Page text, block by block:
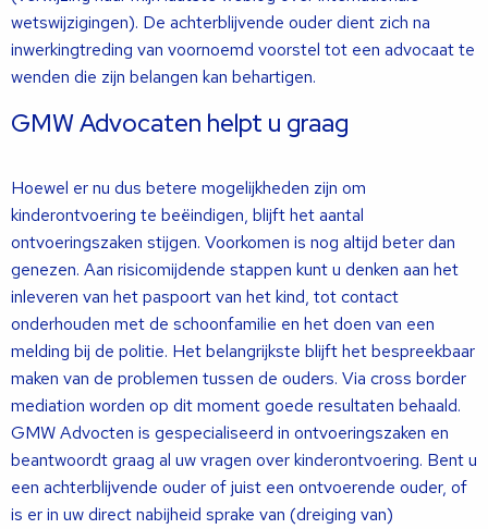
wetswijzigingen). De achterblijvende ouder dient zich na
inwerkingtreding van voornoemd voorstel tot een advocaat te
wenden die zijn belangen kan behartigen.
GMW Advocaten helpt u graag
Hoewel er nu dus betere mogelijkheden zijn om
kinderontvoering te beëindigen, blijft het aantal
ontvoeringszaken stijgen. Voorkomen is nog altijd beter dan
genezen. Aan risicomijdende stappen kunt u denken aan het
inleveren van het paspoort van het kind, tot contact
onderhouden met de schoonfamilie en het doen van een
melding bij de politie. Het belangrijkste blijft het bespreekbaar
maken van de problemen tussen de ouders. Via cross border
mediation worden op dit moment goede resultaten behaald.
GMW Advocten is gespecialiseerd in ontvoeringszaken en
beantwoordt graag al uw vragen over kinderontvoering. Bent u
een achterblijvende ouder of juist een ontvoerende ouder, of
is er in uw direct nabijheid sprake van (dreiging van)